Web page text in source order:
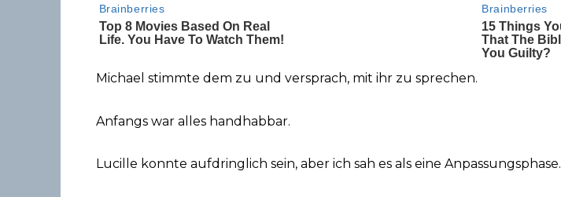
Michael stimmte dem zu und versprach, mit ihr zu sprechen.
Anfangs war alles handhabbar.
Lucille konnte aufdringlich sein, aber ich sah es als eine Anpassungsphase.